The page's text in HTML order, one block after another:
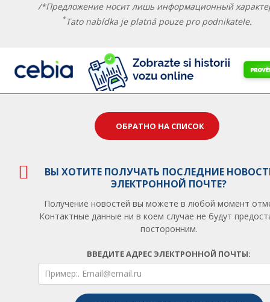
/*Предложение носит лишь информационный
*Tato nabídka je platná pouze pro podnikatele.
ОБРАТНО НА СПИСОК
ВЫ ХОТИТЕ ПОЛУЧАТЬ ПОСЛЕДНИЕ
ЭЛЕКТРОННОЙ ПОЧТЕ?
Получение новостей вы можете в любой момент
Контактные данные ни в коем случае не будут
посторонним.
ВВЕДИТЕ АДРЕС ЭЛЕКТРОННОЙ ПОЧТЫ: